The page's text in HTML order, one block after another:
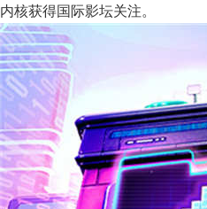
内核获得国际影坛关注。